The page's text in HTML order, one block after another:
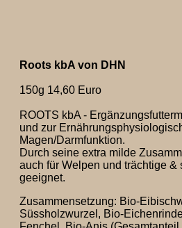
Roots kbA von DHN
150g 14,60 Euro
ROOTS kbA -
und zur
Magen/Darmfunktion.
Durch seine extra milde
auch für Welpen und trächtige
geeignet.
Zusammensetzung: Bio-
Süssholzwurzel, Bio-